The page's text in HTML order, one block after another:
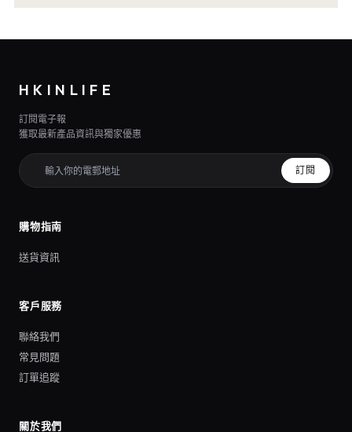
HKINLIFE
訂閱電子報
獲取最新產品資訊與獨家優惠
訂閱
購物指南
送貨資訊
客戶服務
聯絡我們
常見問題
訂單追蹤
關於我們